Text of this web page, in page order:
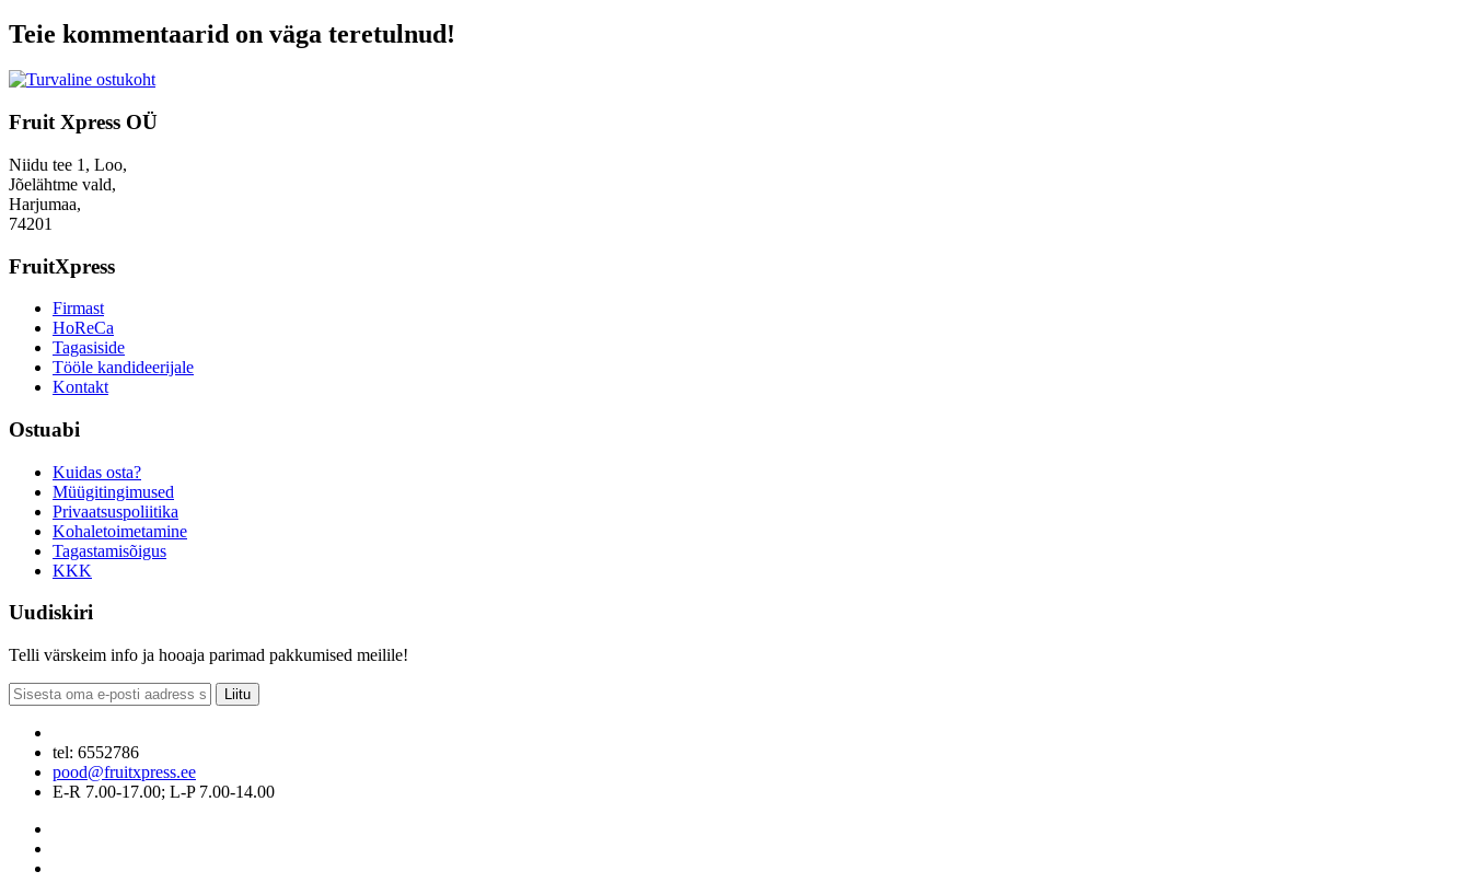
Teie kommentaarid on väga teretulnud!
Fruit Xpress OÜ
Niidu tee 1, Loo,
Jõelähtme vald,
Harjumaa,
74201
FruitXpress
Firmast
HoReCa
Tagasiside
Tööle kandideerijale
Kontakt
Ostuabi
Kuidas osta?
Müügitingimused
Privaatsuspoliitika
Kohaletoimetamine
Tagastamisõigus
KKK
Uudiskiri
Telli värskeim info ja hooaja parimad pakkumised meilile!
Liitu
tel: 6552786
pood@fruitxpress.ee
E-R 7.00-17.00; L-P 7.00-14.00